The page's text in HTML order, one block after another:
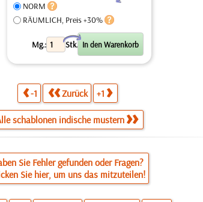
NORM
RÄUMLICH, Preis +30%
Mg.: Stk.
X
-1 Zurück +1
schablonen indische mustern
Sie Fehler gefunden oder Fragen?
Sie hier, um uns das mitzuteilen!